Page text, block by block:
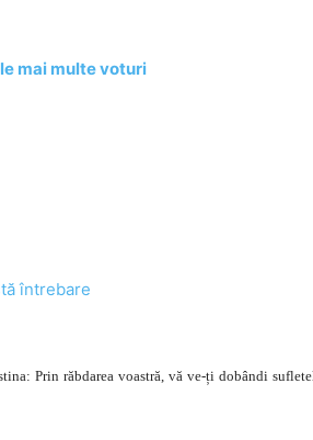
mai multe voturi
întrebare
Prin răbdarea voastră, vă ve-ți dobândi